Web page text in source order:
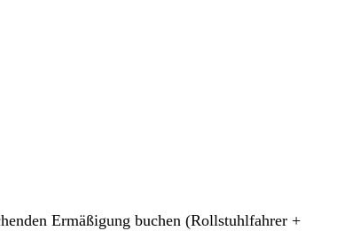
Ermäßigung buchen (Rollstuhlfahrer +